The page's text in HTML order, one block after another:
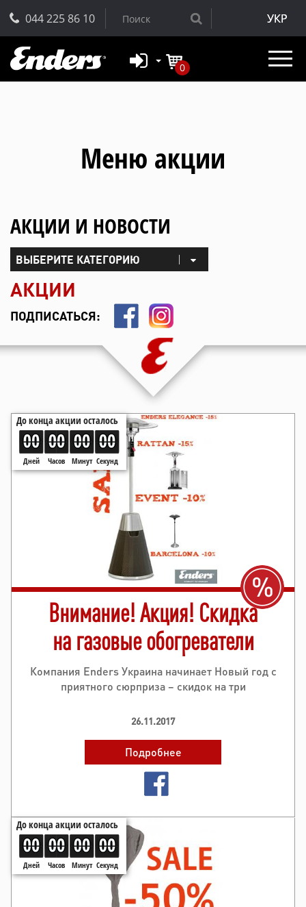
044 225 86 10 УКР
0
Меню акции
ВЫБЕРИТЕ КАТЕГОРИЮ |
АКЦИИ И НОВОСТИ
АКЦИИ
ПОДПИСАТЬСЯ:
Внимание! Акция! Скидка
на газовые обогреватели
до 15%
Компания Enders Украина начинает Новый год с
приятного сюрприза – скидок на три
желающим возможность почувствовать мощность
26.11.2017
Подробнее